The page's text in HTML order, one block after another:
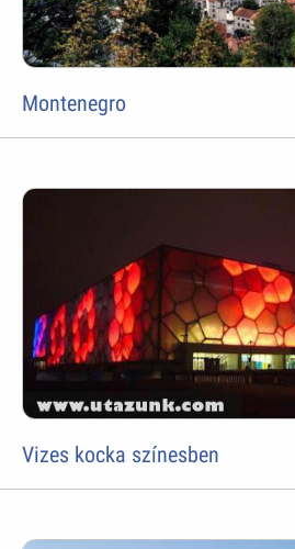
Montenegro
Vizes kocka színesben